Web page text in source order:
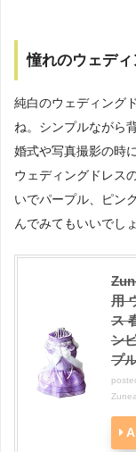
憧れのウェデ
純白のウェディング
ね。シンプルながら
婚式や写真撮影の時
ウェディングドレス
いでパープル、ピン
んでみてもいいでしょ
用
ス
ン
プ
Zunea